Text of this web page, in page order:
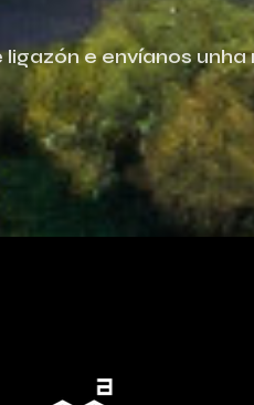
ligazón e envíanos